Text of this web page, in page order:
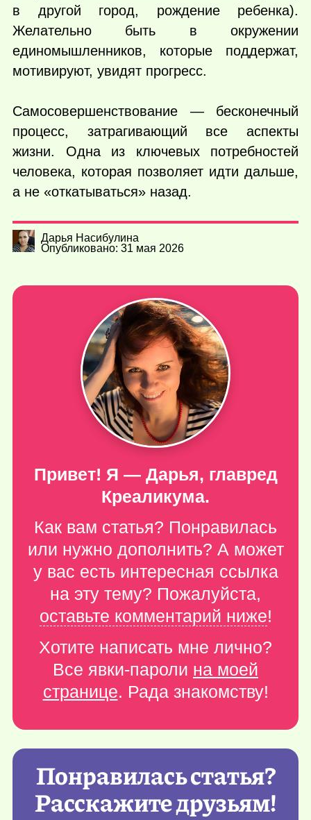
в другой город, рождение ребенка).
Желательно быть в окружении
единомышленников, которые поддержат,
мотивируют, увидят прогресс.
Самосовершенствование — бесконечный
процесс, затрагивающий все аспекты
жизни. Одна из ключевых потребностей
человека, которая позволяет идти дальше,
а не «откатываться» назад.
Дарья Насибулина
Опубликовано: 31 мая 2026
Привет! Я — Дарья, главред
Креаликума.
Как вам статья? Понравилась
или нужно дополнить? А может
у вас есть интересная ссылка
на эту тему? Пожалуйста,
оставьте комментарий ниже!
Хотите написать мне лично?
Все явки-пароли на моей
странице. Рада знакомству!
Понравилась статья?
Расскажите друзьям!